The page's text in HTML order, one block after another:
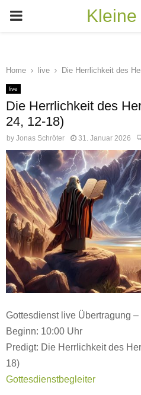
PRIMARY
Home live Die Herrlichkeit des
live
Die Herrlichkeit des
24, 12-18)
by Jonas Schröter 31. Januar 2026
Gottesdienst live Übertragung
Beginn: 10:00 Uhr
Predigt: Die Herrlichkeit des
18)
Gottesdienstbegleiter